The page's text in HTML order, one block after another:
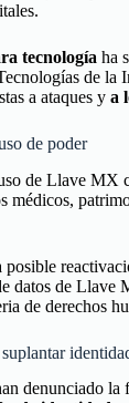
tecnología ha
de
a ataques y a
de poder
de Llave MX
médicos,
datos de
de derechos
denunciado la